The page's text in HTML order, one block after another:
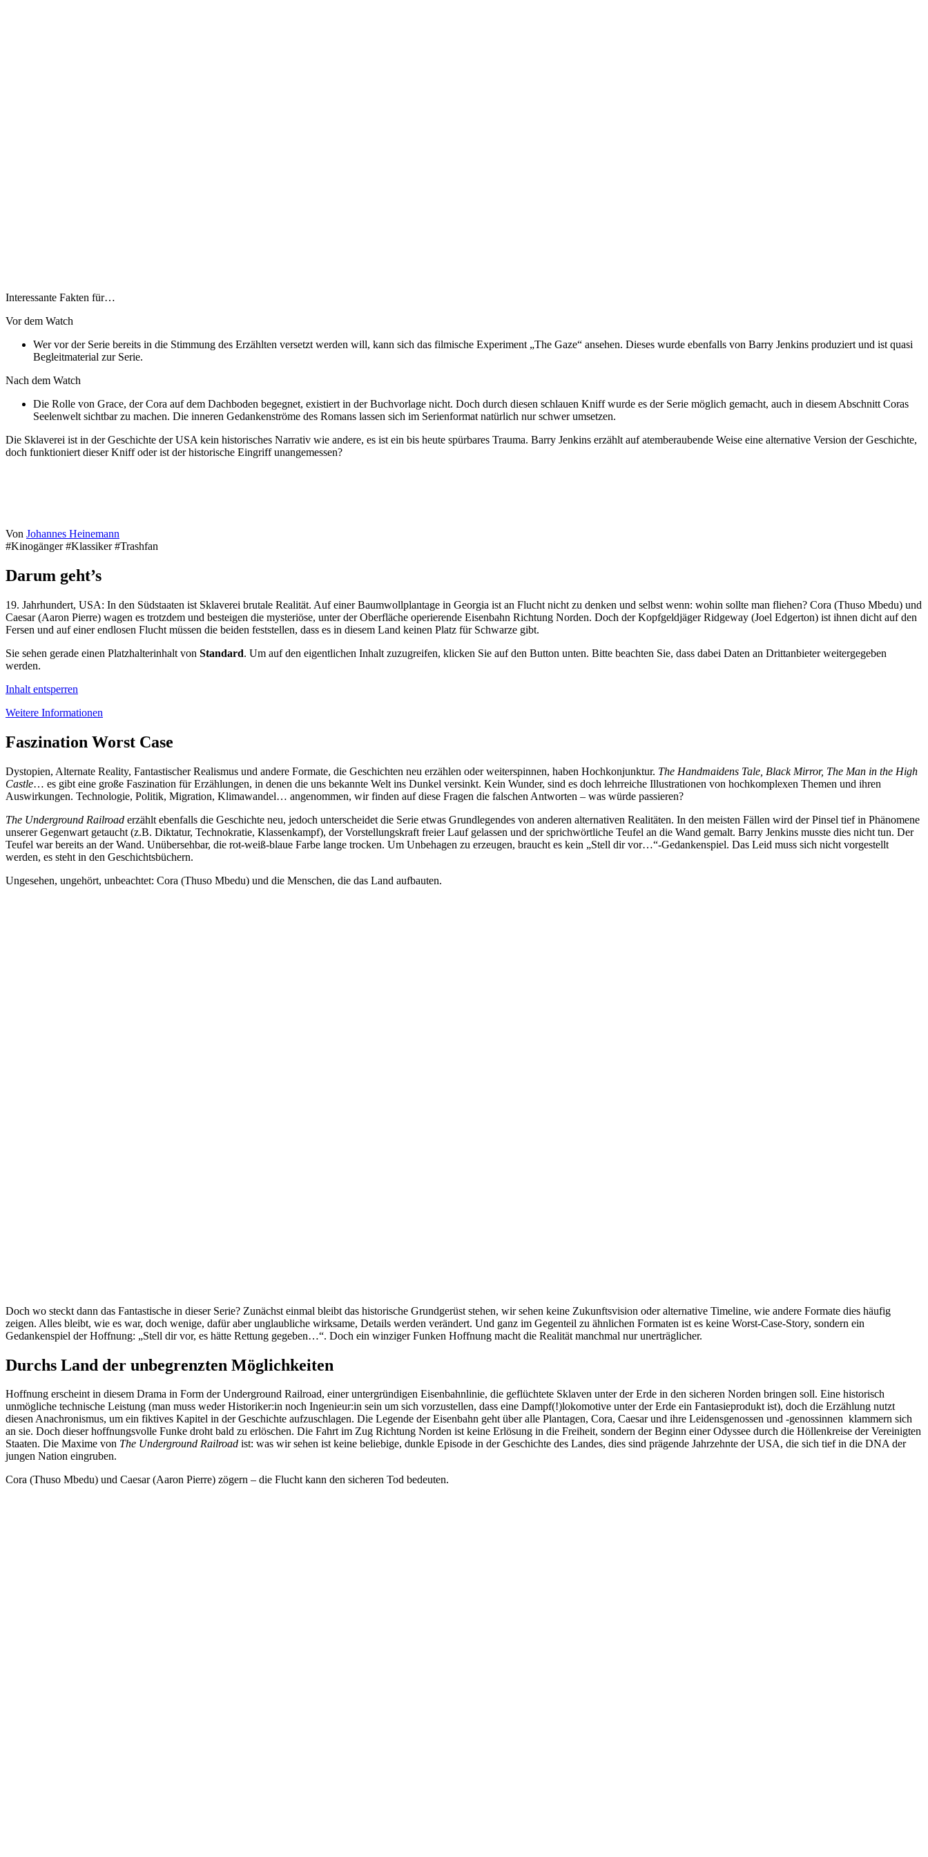
Interessante Fakten für…
Vor dem Watch
Wer vor der Serie bereits in die Stimmung des Erzählten versetzt werden will, kann sich das filmische Experiment „The Gaze“ ansehen. Dieses wurde ebenfalls von Barry Jenkins produziert und ist quasi
Begleitmaterial zur Serie.
Nach dem Watch
Die Rolle von Grace, der Cora auf dem Dachboden begegnet, existiert in der Buchvorlage nicht. Doch durch diesen schlauen Kniff wurde es der Serie möglich gemacht, auch in diesem Abschnitt Coras
Seelenwelt sichtbar zu machen. Die inneren Gedankenströme des Romans lassen sich im Serienformat natürlich nur schwer umsetzen.
Die Sklaverei ist in der Geschichte der USA kein historisches Narrativ wie andere, es ist ein bis heute spürbares Trauma. Barry Jenkins erzählt auf atemberaubende Weise eine alternative Version der Geschichte,
doch funktioniert dieser Kniff oder ist der historische Eingriff unangemessen?
Von Johannes Heinemann
#Kinogänger #Klassiker #Trashfan
Darum geht’s
19. Jahrhundert, USA: In den Südstaaten ist Sklaverei brutale Realität. Auf einer Baumwollplantage in Georgia ist an Flucht nicht zu denken und selbst wenn: wohin sollte man fliehen? Cora (Thuso Mbedu) und
Caesar (Aaron Pierre) wagen es trotzdem und besteigen die mysteriöse, unter der Oberfläche operierende Eisenbahn Richtung Norden. Doch der Kopfgeldjäger Ridgeway (Joel Edgerton) ist ihnen dicht auf den
Fersen und auf einer endlosen Flucht müssen die beiden feststellen, dass es in diesem Land keinen Platz für Schwarze gibt.
Sie sehen gerade einen Platzhalterinhalt von Standard. Um auf den eigentlichen Inhalt zuzugreifen, klicken Sie auf den Button unten. Bitte beachten Sie, dass dabei Daten an Drittanbieter weitergegeben
werden.
Inhalt entsperren
Weitere Informationen
Faszination Worst Case
Dystopien, Alternate Reality, Fantastischer Realismus und andere Formate, die Geschichten neu erzählen oder weiterspinnen, haben Hochkonjunktur. The Handmaidens Tale, Black Mirror, The Man in the High
Castle… es gibt eine große Faszination für Erzählungen, in denen die uns bekannte Welt ins Dunkel versinkt. Kein Wunder, sind es doch lehrreiche Illustrationen von hochkomplexen Themen und ihren
Auswirkungen. Technologie, Politik, Migration, Klimawandel… angenommen, wir finden auf diese Fragen die falschen Antworten – was würde passieren?
The Underground Railroad erzählt ebenfalls die Geschichte neu, jedoch unterscheidet die Serie etwas Grundlegendes von anderen alternativen Realitäten. In den meisten Fällen wird der Pinsel tief in Phänomene
unserer Gegenwart getaucht (z.B. Diktatur, Technokratie, Klassenkampf), der Vorstellungskraft freier Lauf gelassen und der sprichwörtliche Teufel an die Wand gemalt. Barry Jenkins musste dies nicht tun. Der
Teufel war bereits an der Wand. Unübersehbar, die rot-weiß-blaue Farbe lange trocken. Um Unbehagen zu erzeugen, braucht es kein „Stell dir vor…“-Gedankenspiel. Das Leid muss sich nicht vorgestellt
werden, es steht in den Geschichtsbüchern.
Ungesehen, ungehört, unbeachtet: Cora (Thuso Mbedu) und die Menschen, die das Land aufbauten.
Doch wo steckt dann das Fantastische in dieser Serie? Zunächst einmal bleibt das historische Grundgerüst stehen, wir sehen keine Zukunftsvision oder alternative Timeline, wie andere Formate dies häufig
zeigen. Alles bleibt, wie es war, doch wenige, dafür aber unglaubliche wirksame, Details werden verändert. Und ganz im Gegenteil zu ähnlichen Formaten ist es keine Worst-Case-Story, sondern ein
Gedankenspiel der Hoffnung: „Stell dir vor, es hätte Rettung gegeben…“. Doch ein winziger Funken Hoffnung macht die Realität manchmal nur unerträglicher.
Durchs Land der unbegrenzten Möglichkeiten
Hoffnung erscheint in diesem Drama in Form der Underground Railroad, einer untergründigen Eisenbahnlinie, die geflüchtete Sklaven unter der Erde in den sicheren Norden bringen soll. Eine historisch
unmögliche technische Leistung (man muss weder Historiker:in noch Ingenieur:in sein um sich vorzustellen, dass eine Dampf(!)lokomotive unter der Erde ein Fantasieprodukt ist), doch die Erzählung nutzt
diesen Anachronismus, um ein fiktives Kapitel in der Geschichte aufzuschlagen. Die Legende der Eisenbahn geht über alle Plantagen, Cora, Caesar und ihre Leidensgenossen und -genossinnen klammern sich
an sie. Doch dieser hoffnungsvolle Funke droht bald zu erlöschen. Die Fahrt im Zug Richtung Norden ist keine Erlösung in die Freiheit, sondern der Beginn einer Odyssee durch die Höllenkreise der Vereinigten
Staaten. Die Maxime von The Underground Railroad ist: was wir sehen ist keine beliebige, dunkle Episode in der Geschichte des Landes, dies sind prägende Jahrzehnte der USA, die sich tief in die DNA der
jungen Nation eingruben.
Cora (Thuso Mbedu) und Caesar (Aaron Pierre) zögern – die Flucht kann den sicheren Tod bedeuten.